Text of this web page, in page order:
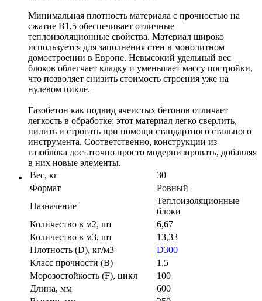
Минимальная плотность материала с прочностью на
сжатие В1,5 обеспечивает отличные
теплоизоляционные свойства. Материал широко
используется для заполнения стен в монолитном
домостроении в Европе. Невысокий удельный вес
блоков облегчает кладку и уменьшает массу постройки,
что позволяет снизить стоимость строения уже на
нулевом цикле.
Газобетон как подвид ячеистых бетонов отличает
легкость в обработке: этот материал легко сверлить,
пилить и строгать при помощи стандартного стального
инструмента. Соответственно, конструкции из
газоблока достаточно просто модернизировать, добавляя
в них новые элементы.
Вес, кг
30
Формат
Ровный
Назначение
Теплоизоляционные
блоки
Количество в м2, шт
6,67
Количество в м3, шт
13,33
Плотность (D), кг/м3
D300
Класс прочности (B)
1,5
Морозостойкость (F), цикл
100
Длина, мм
600